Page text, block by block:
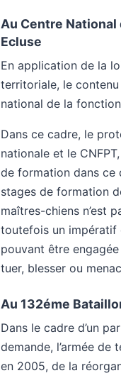
Au Centre National
Ecluse
En application de la
territoriale, le
national de la
Dans ce cadre, le
nationale et le
de formation dans ce
stages de formation
maîtres-chiens n’est
toutefois un impératif
pouvant être
tuer, blesser ou
Au 132éme
Dans le cadre d’un
demande, l’armée de
en 2005, de la